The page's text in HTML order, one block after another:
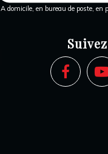
A domicile, en bureau de poste,